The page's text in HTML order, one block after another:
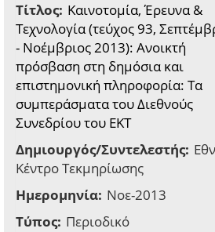
Τίτλος: Kαινοτομία, Έρευνα &
Τεχνολογία (τεύχος 93,
- Νοέμβριος 2013): Aνοικτή
πρόσβαση στη δημόσια και
επιστημονική πληροφορία: Τα
συμπεράσματα του Διεθνούς
Συνεδρίου του ΕΚΤ
Δημιουργός/Συντελεστής:
Κέντρο Τεκμηρίωσης
Ημερομηνία: Νοε-2013
Τύπος: Περιοδικό